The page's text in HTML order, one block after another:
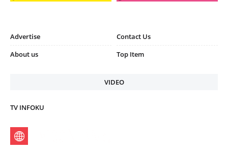
Advertise
Contact Us
About us
Top Item
VIDEO
TV INFOKU